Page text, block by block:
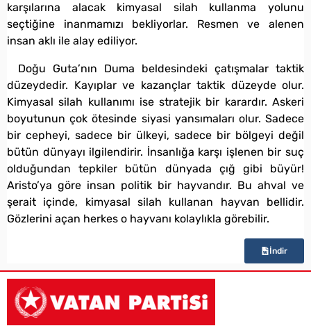
karşılarına alacak kimyasal silah kullanma yolunu
seçtiğine inanmamızı bekliyorlar. Resmen ve alenen
insan aklı ile alay ediliyor.
Doğu Guta’nın Duma beldesindeki çatışmalar taktik
düzeydedir. Kayıplar ve kazançlar taktik düzeyde olur.
Kimyasal silah kullanımı ise stratejik bir karardır. Askeri
boyutunun çok ötesinde siyasi yansımaları olur. Sadece
bir cepheyi, sadece bir ülkeyi, sadece bir bölgeyi değil
bütün dünyayı ilgilendirir. İnsanlığa karşı işlenen bir suç
olduğundan tepkiler bütün dünyada çığ gibi büyür!
Aristo’ya göre insan politik bir hayvandır. Bu ahval ve
şerait içinde, kimyasal silah kullanan hayvan bellidir.
Gözlerini açan herkes o hayvanı kolaylıkla görebilir.
İndir